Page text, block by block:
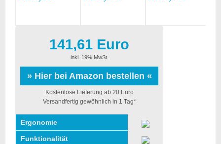
141,61 Euro
inkl. 19% MwSt.
» Hier bei Amazon bestellen «
Kostenlose Lieferung ab 20 Euro
Versandfertig gewöhnlich in 1 Tag*
Ergonomie
Funktionalität